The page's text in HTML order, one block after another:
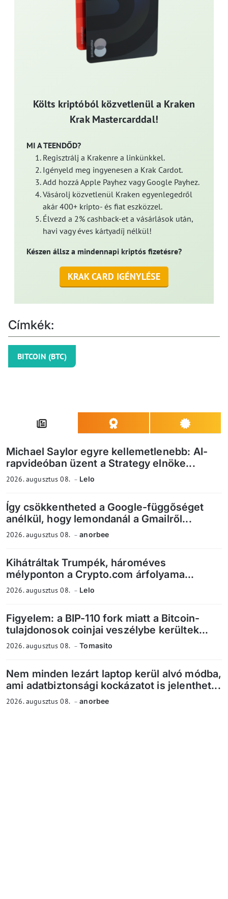
Költs kriptóból közvetlenül a Kraken
Krak Mastercarddal!
MI A TEENDŐD?
Regisztrálj a Krakenre a linkünkkel.
Igényeld meg ingyenesen a Krak Cardot.
Add hozzá Apple Payhez vagy Google Payhez.
Vásárolj közvetlenül Kraken egyenlegedről
akár 400+ kripto- és fiat eszközzel.
Élvezd a 2% cashback-et a vásárlások után,
havi vagy éves kártyadíj nélkül!
Készen állsz a mindennapi kriptós fizetésre?
KRAK CARD IGÉNYLÉSE
Címkék:
BITCOIN (BTC)
Michael Saylor egyre kellemetlenebb: AI-
rapvideóban üzent a Strategy elnöke...
2026. augusztus 08. Lelo
Így csökkentheted a Google-függőséget
anélkül, hogy lemondanál a Gmailről...
2026. augusztus 08. anorbee
Kihátráltak Trumpék, hároméves
mélyponton a Crypto.com árfolyama...
2026. augusztus 08. Lelo
Figyelem: a BIP-110 fork miatt a Bitcoin-
tulajdonosok coinjai veszélybe kerültek...
2026. augusztus 08. Tomasito
Nem minden lezárt laptop kerül alvó módba,
ami adatbiztonsági kockázatot is jelenthet...
2026. augusztus 08. anorbee